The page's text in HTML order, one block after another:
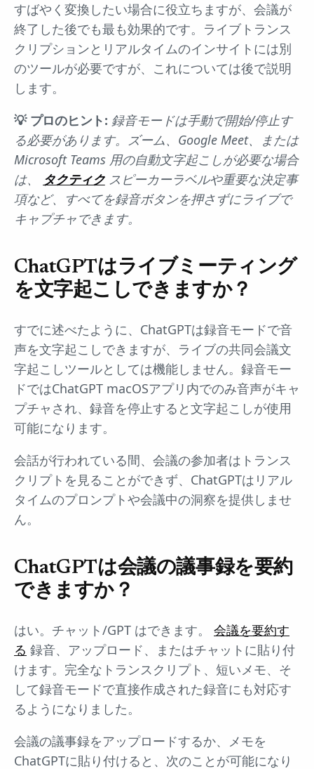
すばやく変換したい場合に役立ちますが、会議が
終了した後でも最も効果的です。ライブトランス
クリプションとリアルタイムのインサイトには別
のツールが必要ですが、これについては後で説明
します。
💡 プロのヒント: 録音モードは手動で開始/停止す
る必要があります。ズーム、Google Meet、または
Microsoft Teams 用の自動文字起こしが必要な場合
は、
タクティクスピーカーラベルや重要な決定事
項など、すべてを録音ボタンを押さずにライブで
キャプチャできます。
ChatGPTはライブミーティング
を文字起こしできますか？
すでに述べたように、ChatGPTは録音モードで音
声を文字起こしできますが、ライブの共同会議文
字起こしツールとしては機能しません。録音モー
ドではChatGPT macOSアプリ内でのみ音声がキャ
プチャされ、録音を停止すると文字起こしが使用
可能になります。
会話が行われている間、会議の参加者はトランス
クリプトを見ることができず、ChatGPTはリアル
タイムのプロンプトや会議中の洞察を提供しませ
ん。
ChatGPTは会議の議事録を要約
できますか？
はい。チャット/GPT はできます。 会議を要約す
る 録音、アップロード、またはチャットに貼り付
けます。完全なトランスクリプト、短いメモ、そ
して録音モードで直接作成された録音にも対応す
るようになりました。
会議の議事録をアップロードするか、メモを
ChatGPTに貼り付けると、次のことが可能になり